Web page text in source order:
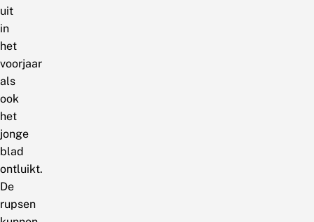
uit
in
het
voorjaar
als
ook
het
jonge
blad
ontluikt.
De
rupsen